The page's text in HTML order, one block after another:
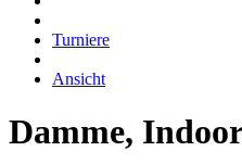
Turniere
Ansicht
Damme,